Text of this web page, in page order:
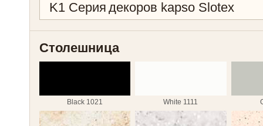
Столешница
Black 1021 White 1111